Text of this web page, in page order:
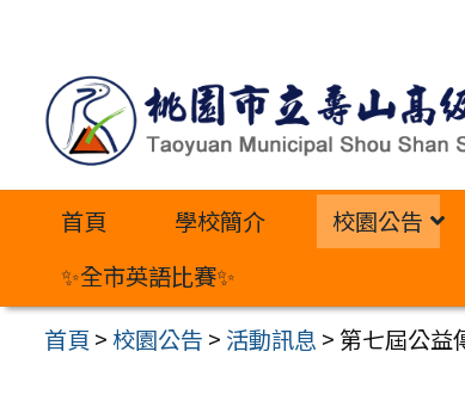
內
首頁 學校簡介 校園公告
✨全市英語比賽✨
首頁 >校園公告 > 活動訊息 > 第七屆公益